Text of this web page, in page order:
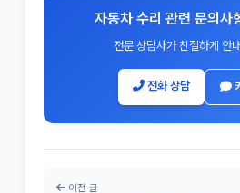
자동차 수리 관련 문의사
전문 상담사가 친절하게 안
전화 상담
이전 글